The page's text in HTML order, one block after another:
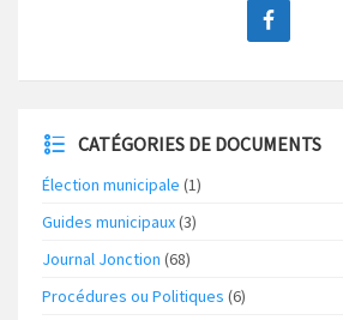
CATÉGORIES DE DOCUMENTS
Élection municipale (1)
Guides municipaux(3)
Journal Jonction (68)
Procédures ou Politiques (6)